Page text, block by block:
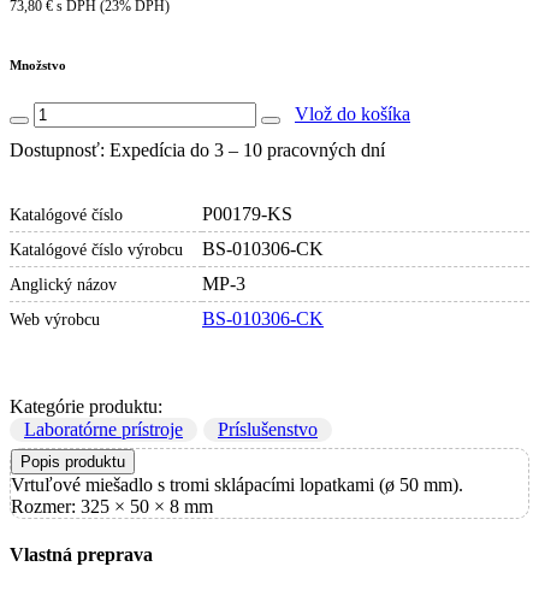
73,80 € s DPH (23% DPH)
Množstvo
Vlož do košíka
Dostupnosť: Expedícia do 3 – 10 pracovných dní
Katalógové číslo P00179-KS
Katalógové číslo výrobcu BS-010306-CK
Anglický názov MP-3
Web výrobcu BS-010306-CK
Kategórie produktu:
Laboratórne prístroje
Príslušenstvo
Popis produktu
Vrtuľové miešadlo s tromi sklápacími lopatkami (ø 50 mm).
Rozmer: 325 × 50 × 8 mm
Vlastná preprava